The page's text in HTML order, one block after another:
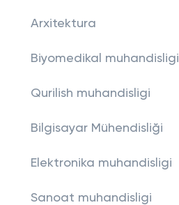
Arxitektura
Biyomedikal muhandisligi
Qurilish muhandisligi
Bilgisayar Mühendisliği
Elektronika muhandisligi
Sanoat muhandisligi